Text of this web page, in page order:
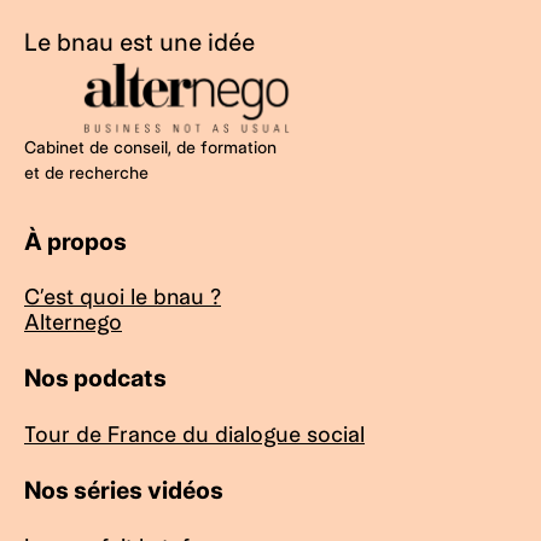
Le bnau est une idée
Cabinet de conseil, de formation
et de recherche
À propos
C’est quoi le bnau ?
Alternego
Nos podcats
Tour de France du dialogue social
Nos séries vidéos